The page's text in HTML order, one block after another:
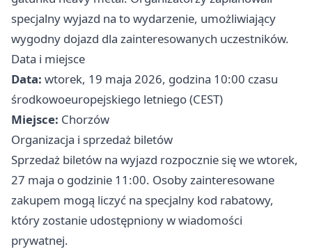
specjalny wyjazd na to wydarzenie, umożliwiający
wygodny dojazd dla zainteresowanych uczestników.
Data i miejsce
Data: wtorek, 19 maja 2026, godzina 10:00 czasu
środkowoeuropejskiego letniego (CEST)
Miejsce: Chorzów
Organizacja i sprzedaż biletów
Sprzedaż biletów na wyjazd rozpocznie się we wtorek,
27 maja o godzinie 11:00. Osoby zainteresowane
zakupem mogą liczyć na specjalny kod rabatowy,
który zostanie udostępniony w wiadomości
prywatnej.